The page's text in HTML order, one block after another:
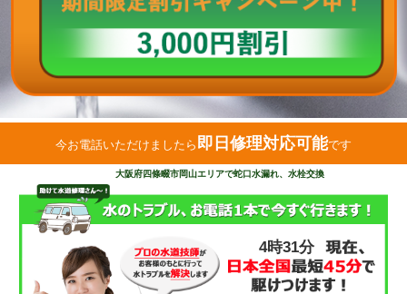
今お電話いただけましたら 即日修理対応可能です
大阪府四條畷市岡山エリアで蛇口水漏れ、水栓交換
4時31分